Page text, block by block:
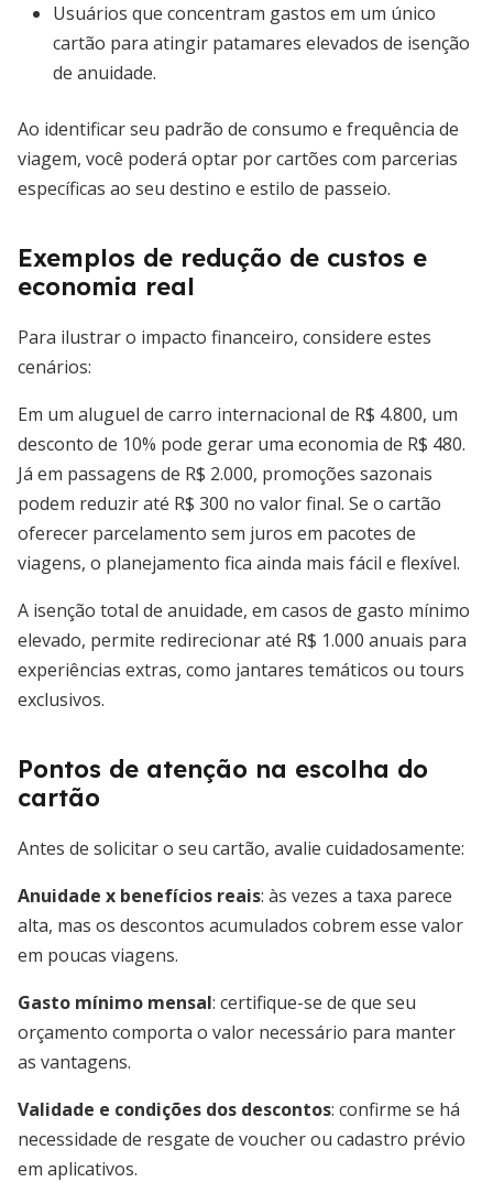
Usuários que concentram gastos em um único
cartão para atingir patamares elevados de isenção
de anuidade.
Ao identificar seu padrão de consumo e frequência de
viagem, você poderá optar por cartões com parcerias
específicas ao seu destino e estilo de passeio.
Exemplos de redução de custos e
economia real
Para ilustrar o impacto financeiro, considere estes
cenários:
Em um aluguel de carro internacional de R$ 4.800, um
desconto de 10% pode gerar uma economia de R$ 480.
Já em passagens de R$ 2.000, promoções sazonais
podem reduzir até R$ 300 no valor final. Se o cartão
oferecer parcelamento sem juros em pacotes de
viagens, o planejamento fica ainda mais fácil e flexível.
A isenção total de anuidade, em casos de gasto mínimo
elevado, permite redirecionar até R$ 1.000 anuais para
experiências extras, como jantares temáticos ou tours
exclusivos.
Pontos de atenção na escolha do
cartão
Antes de solicitar o seu cartão, avalie cuidadosamente:
Anuidade x benefícios reais: às vezes a taxa parece
alta, mas os descontos acumulados cobrem esse valor
em poucas viagens.
Gasto mínimo mensal: certifique-se de que seu
orçamento comporta o valor necessário para manter
as vantagens.
Validade e condições dos descontos: confirme se há
necessidade de resgate de voucher ou cadastro prévio
em aplicativos.